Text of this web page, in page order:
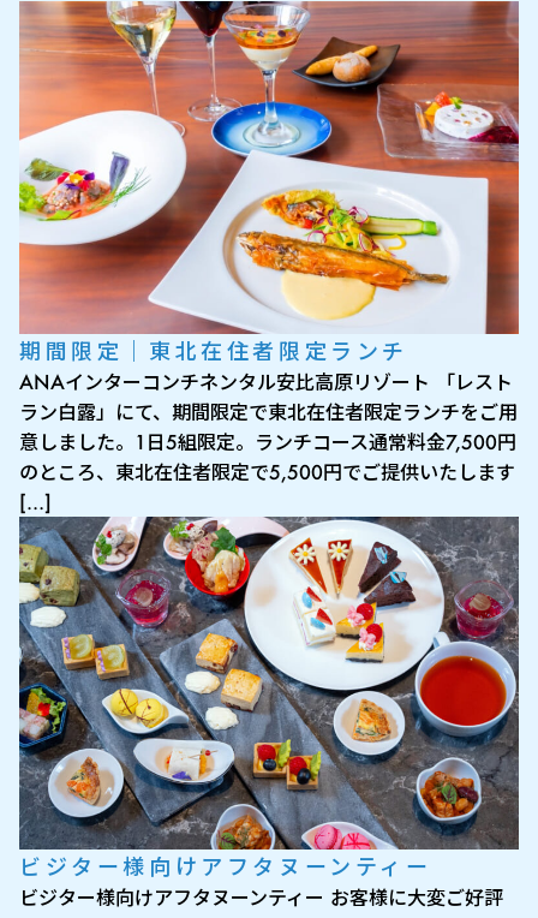
期間限定｜東北在住者限定ランチ
ANAインターコンチネンタル安比高原リゾート 「レスト
ラン白露」にて、期間限定で東北在住者限定ランチをご用
意しました。1日5組限定。ランチコース通常料金7,500円
のところ、東北在住者限定で5,500円でご提供いたします
[…]
ビジター様向けアフタヌーンティー
ビジター様向けアフタヌーンティー お客様に大変ご好評